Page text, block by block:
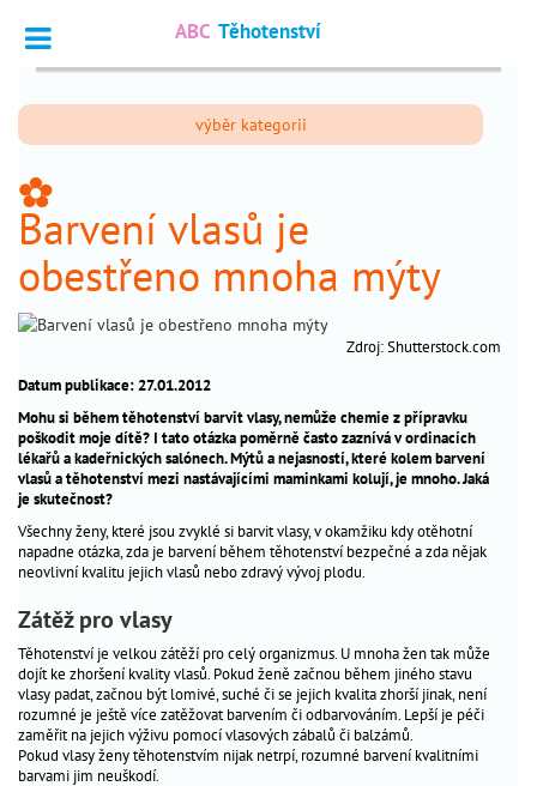
_ Dotazy
Výpočet
termínu
_ Fórum
čtenářů
nejčtenější
chci
otěhotnět
_
_ péče
dítě
antikoncepce
gynekologická
prevence
ABC Těhotenství
výběr kategorii
_
Barvení vlasů je
obestřeno mnoha mýty
Zdroj: Shutterstock.com
Datum publikace: 27.01.2012
Mohu si během těhotenství barvit vlasy, nemůže chemie z přípravku
poškodit moje dítě? I tato otázka poměrně často zaznívá v ordinacích
lékařů a kadeřnických salónech. Mýtů a nejasností, které kolem barvení
vlasů a těhotenství mezi nastávajícími maminkami kolují, je mnoho. Jaká
je skutečnost?
Všechny ženy, které jsou zvyklé si barvit vlasy, v okamžiku kdy otěhotní
napadne otázka, zda je barvení během těhotenství bezpečné a zda nějak
neovlivní kvalitu jejich vlasů nebo zdravý vývoj plodu.
Zátěž pro vlasy
Těhotenství je velkou zátěží pro celý organizmus. U mnoha žen tak může
dojít ke zhoršení kvality vlasů. Pokud ženě začnou během jiného stavu
vlasy padat, začnou být lomivé, suché či se jejich kvalita zhorší jinak, není
rozumné je ještě více zatěžovat barvením či odbarvováním. Lepší je péči
zaměřit na jejich výživu pomocí vlasových zábalů či balzámů.
Pokud vlasy ženy těhotenstvím nijak netrpí, rozumné barvení kvalitními
barvami jim neuškodí.